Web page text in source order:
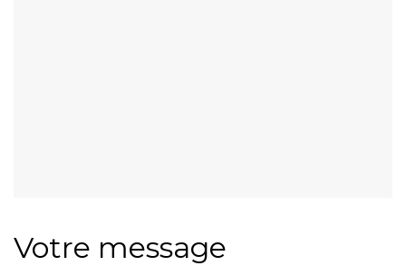
Votre message